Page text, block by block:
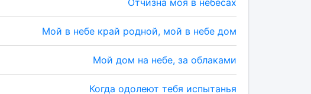
Отчизна моя в небесах
Мой в небе край родной, мой в небе дом
Мой дом на небе, за облаками
Когда одолеют тебя испытанья